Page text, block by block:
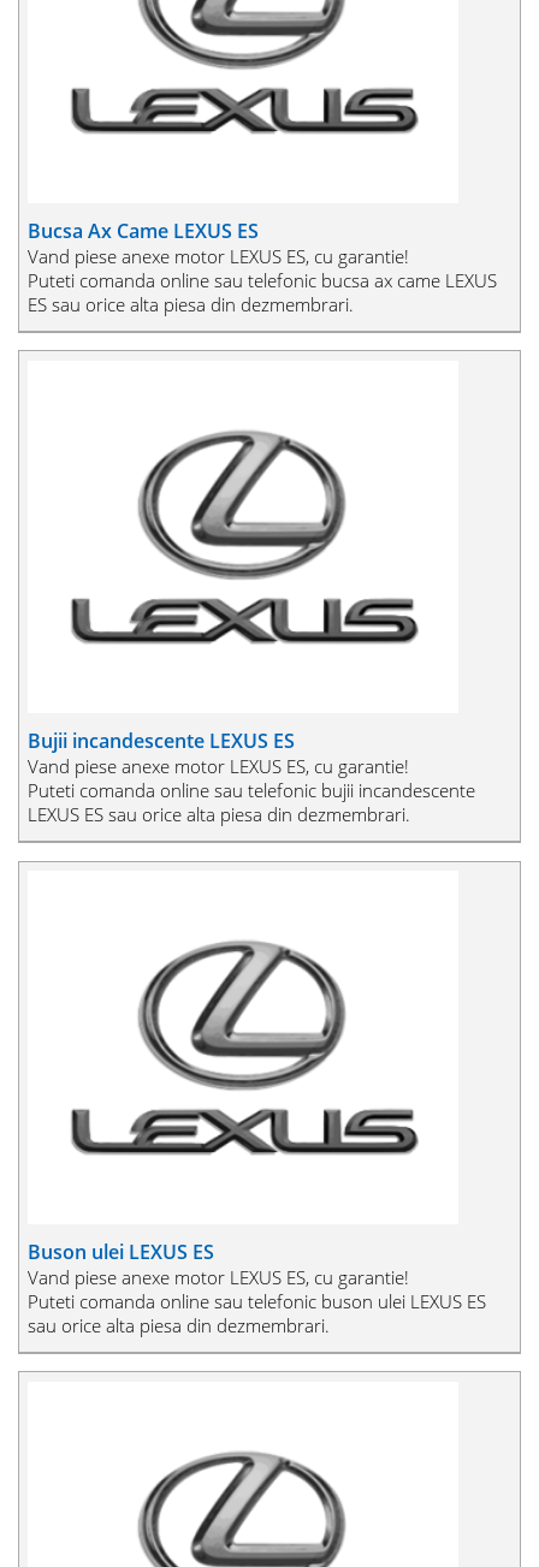
Bucsa Ax Came LEXUS ES
Vand piese anexe motor LEXUS ES, cu garantie!
Puteti comanda online sau telefonic bucsa ax came LEXUS
ES sau orice alta piesa din dezmembrari.
Bujii incandescente LEXUS ES
Vand piese anexe motor LEXUS ES, cu garantie!
Puteti comanda online sau telefonic bujii incandescente
LEXUS ES sau orice alta piesa din dezmembrari.
Buson ulei LEXUS ES
Vand piese anexe motor LEXUS ES, cu garantie!
Puteti comanda online sau telefonic buson ulei LEXUS ES
sau orice alta piesa din dezmembrari.